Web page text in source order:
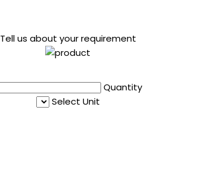
Tell us about your requirement
Quantity
Select Unit